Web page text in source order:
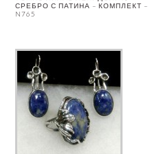
СРЕБРО С ПАТИНА – КОМПЛЕКТ –
N765